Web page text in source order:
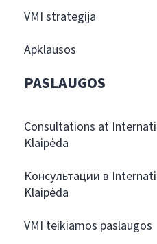
VMI strategija
Apklausos
PASLAUGOS
Consultations at
Klaipėda
Консультации в
Klaipėda
VMI teikiamos paslaugos